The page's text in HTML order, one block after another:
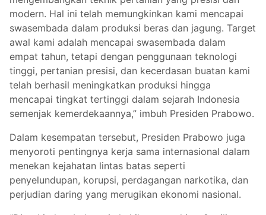
modern. Hal ini telah memungkinkan kami mencapai
swasembada dalam produksi beras dan jagung. Target
awal kami adalah mencapai swasembada dalam
empat tahun, tetapi dengan penggunaan teknologi
tinggi, pertanian presisi, dan kecerdasan buatan kami
telah berhasil meningkatkan produksi hingga
mencapai tingkat tertinggi dalam sejarah Indonesia
semenjak kemerdekaannya,” imbuh Presiden Prabowo.
Dalam kesempatan tersebut, Presiden Prabowo juga
menyoroti pentingnya kerja sama internasional dalam
menekan kejahatan lintas batas seperti
penyelundupan, korupsi, perdagangan narkotika, dan
perjudian daring yang merugikan ekonomi nasional.